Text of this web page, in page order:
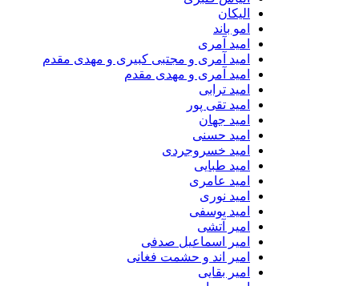
الیکان
امو باند
امید آمری
امید آمری و مجتبی کبیری و مهدى مقدم
امید آمری و مهدی مقدم
امید ترابی
امید تقی پور
امید جهان
امید حسنی
امید خسروجردی
امید طبایی
امید عامری
امید نوری
امید یوسفی
امیر آتشی
امیر اسماعیل صدفی
امیر اند و حشمت فغانی
امیر بقایی